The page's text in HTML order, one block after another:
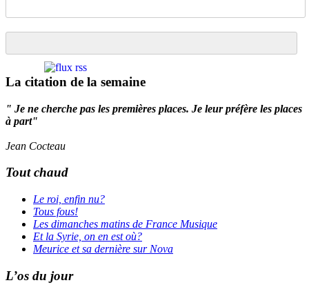
La citation de la semaine
" Je ne cherche pas les premières places. Je leur préfère les places
à part"
Jean Cocteau
Tout chaud
Le roi, enfin nu?
Tous fous!
Les dimanches matins de France Musique
Et la Syrie, on en est où?
Meurice et sa dernière sur Nova
L’os du jour